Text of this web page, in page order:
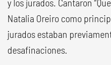
y los jurados. Cantaron
Natalia Oreiro como
jurados estaban
desafinaciones.